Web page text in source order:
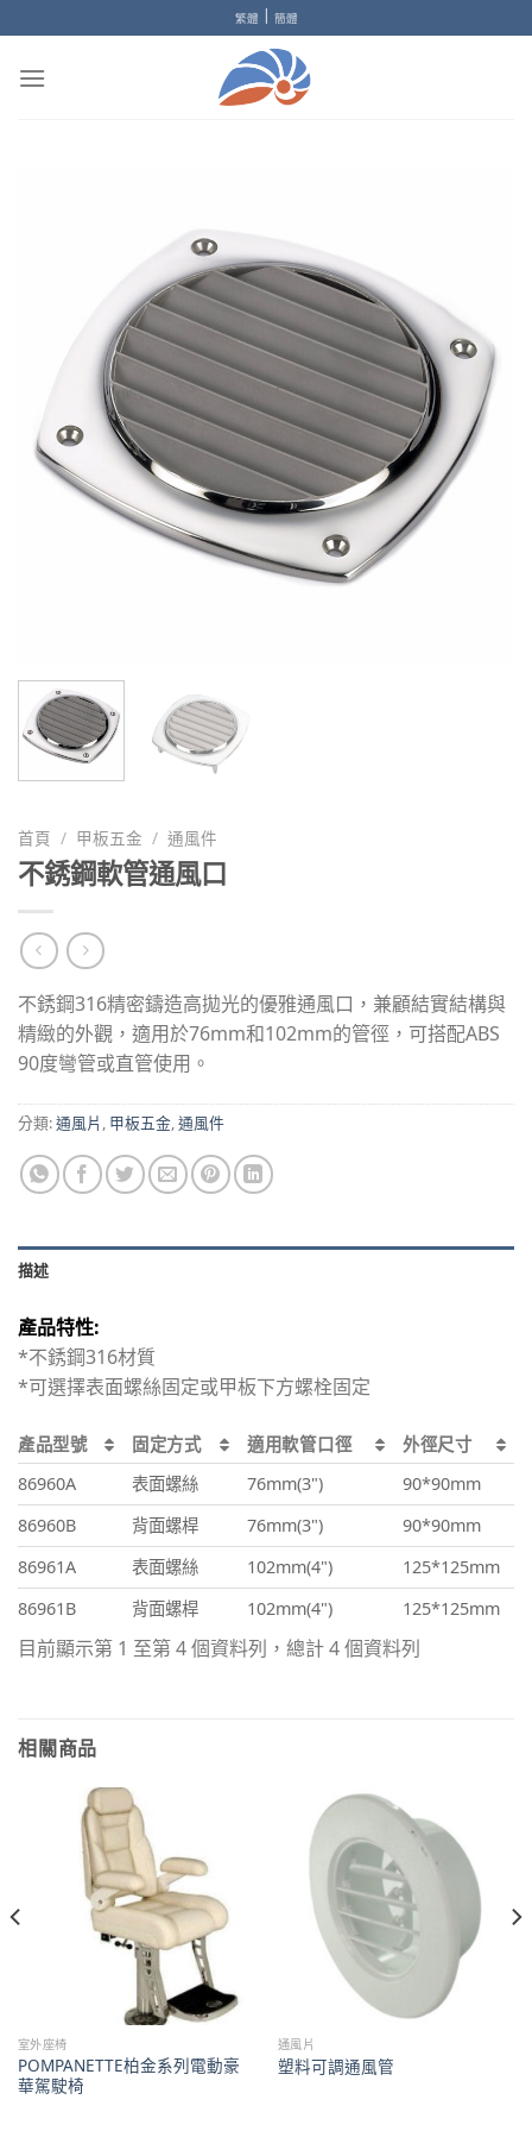
to
content
繁體 | 簡體
首頁 / 甲板五金 / 通風件
不銹鋼軟管通風口
不銹鋼316精密鑄造高拋光的優雅通風口，兼顧結實結構與
精緻的外觀，適用於76mm和102mm的管徑，可搭配ABS
90度彎管或直管使用。
分類:通風片 , 甲板五金,通風件
描述
產品特性:
*不銹鋼316材質
*可選擇表面螺絲固定或甲板下方螺栓固定
產品型號 固定方式 適用軟管口徑
外徑尺寸
86960A
表面螺絲 76mm(3")
90*90mm
86960B
背面螺桿 76mm(3")
90*90mm
86961A
表面螺絲 102mm(4")
125*125mm
86961B
背面螺桿 102mm(4") 125*125mm
目前顯示第 1 至第 4 個資料列，總計 4 個資料列
相關商品
室外座椅
POMPANETTE柏金系列電動豪
華駕駛椅
通風片
塑料可調通風管